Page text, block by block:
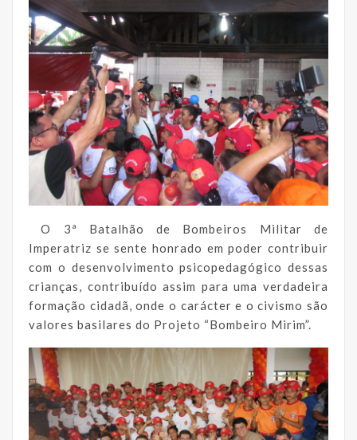
O 3ª Batalhão de Bombeiros Militar de
Imperatriz se sente honrado em poder contribuir
com o desenvolvimento psicopedagógico dessas
crianças, contribuído assim para uma verdadeira
formação cidadã, onde o carácter e o civismo são
valores basilares do Projeto “Bombeiro Mirim”.